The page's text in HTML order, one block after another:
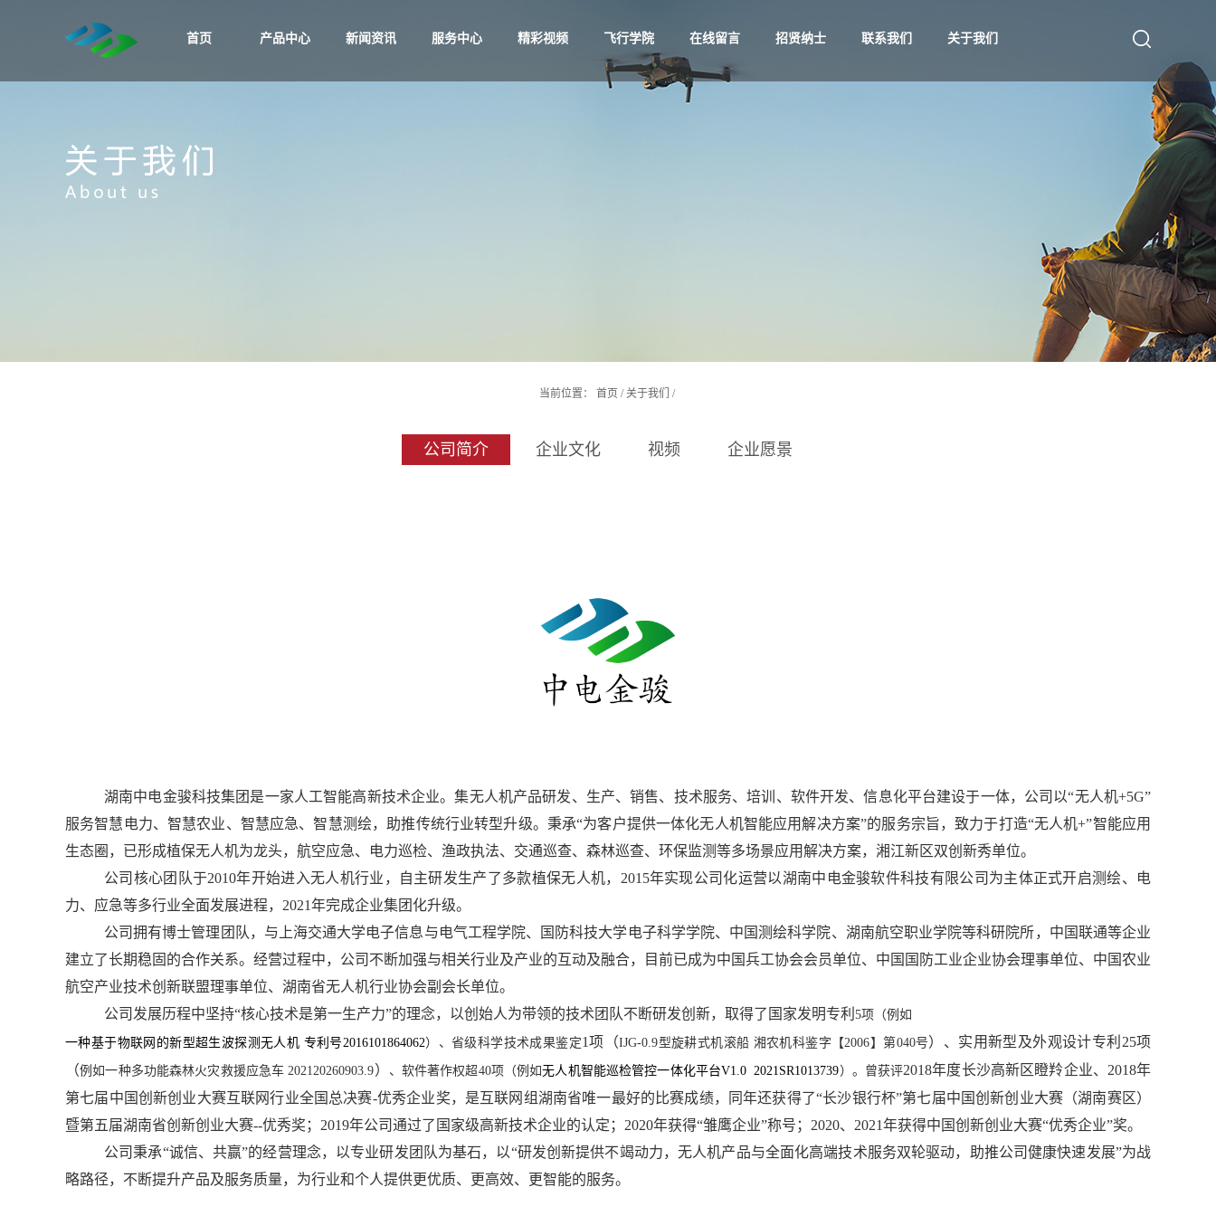
首页 产品中心 新闻资讯 服务中心 精彩视频 飞行学院 在线留言 招贤纳士 联系我们 关于我们
当前位置： 首页 /关于我们 /
公司简介 企业文化 视频 企业愿景
湖南中电金骏科技集团是一家人工智能高新技术企业。集无人机产品研发、生产、销售、技术服务、培训、软件开发、信息化平台建设于一体，公司以“无人机+5G”
服务智慧电力、智慧农业、智慧应急、智慧测绘，助推传统行业转型升级。秉承“为客户提供一体化无人机智能应用解决方案”的服务宗旨，致力于打造“无人机+”智能应用
生态圈，已形成植保无人机为龙头，航空应急、电力巡检、渔政执法、交通巡查、森林巡查、环保监测等多场景应用解决方案，湘江新区双创新秀单位。
公司核心团队于2010年开始进入无人机行业，自主研发生产了多款植保无人机，2015年实现公司化运营以湖南中电金骏软件科技有限公司为主体正式开启测绘、电
力、应急等多行业全面发展进程，2021年完成企业集团化升级。
公司拥有博士管理团队，与上海交通大学电子信息与电气工程学院、国防科技大学电子科学学院、中国测绘科学院、湖南航空职业学院等科研院所，中国联通等企业
建立了长期稳固的合作关系。经营过程中，公司不断加强与相关行业及产业的互动及融合，目前已成为中国兵工协会会员单位、中国国防工业企业协会理事单位、中国农业
航空产业技术创新联盟理事单位、湖南省无人机行业协会副会长单位。
公司发展历程中坚持“核心技术是第一生产力”的理念，以创始人为带领的技术团队不断研发创新，取得了国家发明专利 5项（例如
一种基于物联网的新型超生波探测无人机 专利号 2016101864062）、省级科学技术成果鉴定1项（IJG-0.9型旋耕式机滚船 湘农机科鉴字【2006】第040号）、实用新型及外观设计专利 25项
（例如一种多功能森林火灾救援应急车 202120260903.9） 、软件著作权超40项（例如无人机智能巡检管控一体化平台V1.0 2021SR1013739）。曾获评2018年度长沙高新区瞪羚企业、2018年
第七届中国创新创业大赛互联网行业全国总决赛-优秀企业奖，是互联网组湖南省唯一最好的比赛成绩，同年还获得了“长沙银行杯”第七届中国创新创业大赛（湖南赛区）
暨第五届湖南省创新创业大赛--优秀奖；2019年公司通过了国家级高新技术企业的认定；2020年获得“雏鹰企业”称号； 2020、2021年获得中国创新创业大赛“优秀企业”奖。
公司秉承“诚信、共赢”的经营理念，以专业研发团队为基石，以“研发创新提供不竭动力，无人机产品与全面化高端技术服务双轮驱动，助推公司健康快速发展”为战
略路径，不断提升产品及服务质量，为行业和个人提供更优质、更高效、更智能的服务。